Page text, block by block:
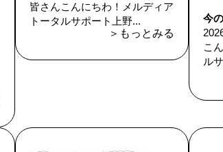
皆さんこんにちわ！メルディア
トータルサポート上野...
＞もっとみる
今
こ
ル